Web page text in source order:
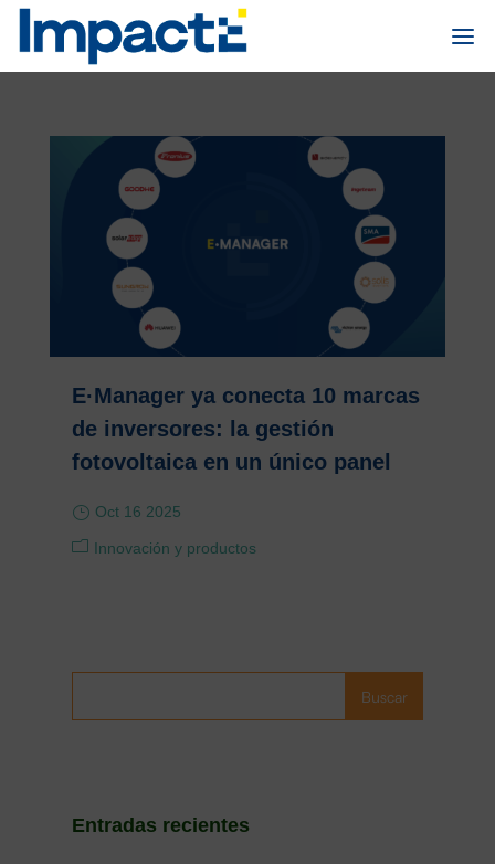
E·Manager ya conecta 10 marcas
de inversores: la gestión
fotovoltaica en un único panel
Oct 16 2025
Innovación y productos
Buscar
Entradas recientes